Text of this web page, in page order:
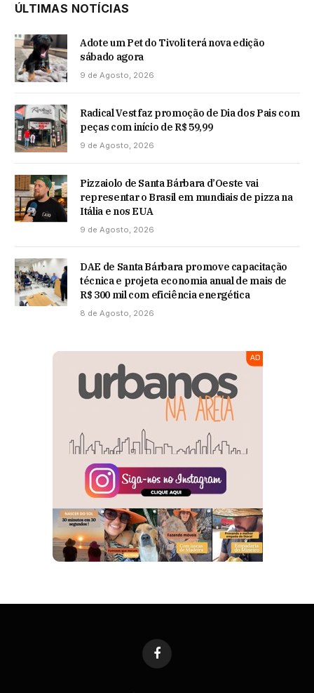
ÚLTIMAS NOTÍCIAS
Adote um Pet do Tivoli terá nova edição
sábado agora
9 de Agosto, 2026
Radical Vest faz promoção de Dia dos Pais com
peças com início de R$ 59,99
9 de Agosto, 2026
Pizzaiolo de Santa Bárbara d’Oeste vai
representar o Brasil em mundiais de pizza na
Itália e nos EUA
9 de Agosto, 2026
DAE de Santa Bárbara promove capacitação
técnica e projeta economia anual de mais de
R$ 300 mil com eficiência energética
8 de Agosto, 2026
Facebook